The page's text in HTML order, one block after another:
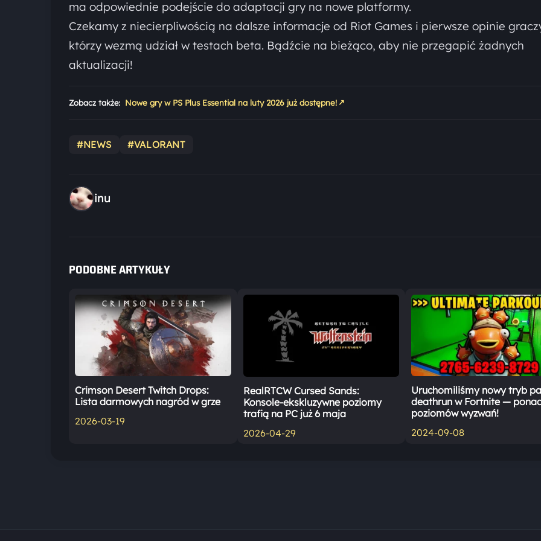
ma odpowiednie podejście do adaptacji gry na nowe platformy.
Czekamy z niecierpliwością na dalsze informacje od Riot Games i pierwsze opinie
którzy wezmą udział w testach beta. Bądźcie na bieżąco, aby nie przegapić żadnych
aktualizacji!
Zobacz także: Nowe gry w PS Plus Essential na luty 2026 już dostępne! ↗
#NEWS #VALORANT
inu
PODOBNE ARTYKUŁY
Crimson Desert Twitch Drops:
Lista darmowych nagród w grze
2026-03-19
RealRTCW Cursed Sands:
Konsole-ekskluzywne poziomy
trafią na PC już 6 maja
2026-04-29
Uruchomiliśmy nowy tryb
deathrun w Fortnite —
poziomów wyzwań!
2024-09-08